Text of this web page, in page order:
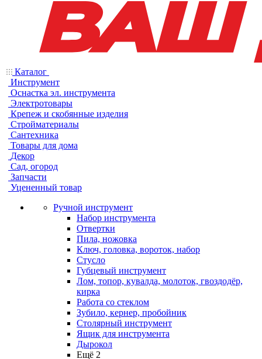
Каталог
Инструмент
Оснастка эл. инструмента
Электротовары
Крепеж и скобянные изделия
Стройматериалы
Сантехника
Товары для дома
Декор
Сад, огород
Запчасти
Уцененный товар
Ручной инструмент
Набор инструмента
Отвертки
Пила, ножовка
Ключ, головка, вороток, набор
Стусло
Губцевый инструмент
Лом, топор, кувалда, молоток, гвоздодёр,
кирка
Работа со стеклом
Зубило, кернер, пробойник
Столярный инструмент
Ящик для инструмента
Дырокол
Ещё 2